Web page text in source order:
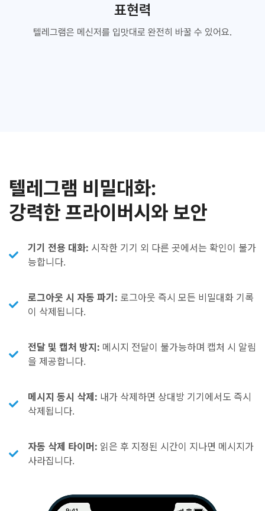
표현력
텔레그램은 메신저를 입맛대로 완전히 바꿀 수 있어요.
텔레그램 비밀대화:
강력한 프라이버시와 보안
기기 전용 대화: 시작한 기기 외 다른 곳에서는 확인이 불가
능합니다.
로그아웃 시 자동 파기: 로그아웃 즉시 모든 비밀대화 기록
이 삭제됩니다.
전달 및 캡처 방지: 메시지 전달이 불가능하며 캡처 시 알림
을 제공합니다.
메시지 동시 삭제: 내가 삭제하면 상대방 기기에서도 즉시
삭제됩니다.
자동 삭제 타이머: 읽은 후 지정된 시간이 지나면 메시지가
사라집니다.